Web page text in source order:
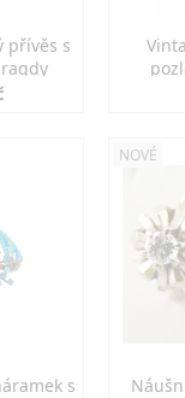
přívěs s
s
NOVÉ